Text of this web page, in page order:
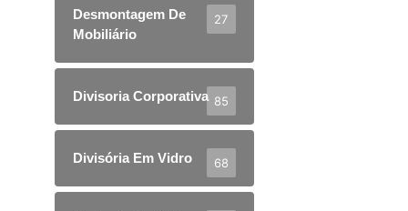
Desmontagem De
Mobiliário
27
Divisoria Corporativa 85
Divisória Em Vidro 68